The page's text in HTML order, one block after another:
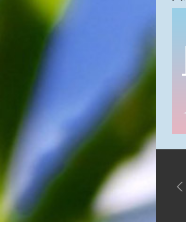
俗諺的意思是：立秋這一天如
果打雷，對二期水稻的收成會
有不好的影響。所以對農夫而
喔！2.「六月秋，快溜溜；七
月，則漁民的作業期會比較早
結束；如果「立秋日」在七
月，則天氣會持續穩定，今年
的捕魚季節就會比較長，而漁
民們的收入也會相對提高呢！